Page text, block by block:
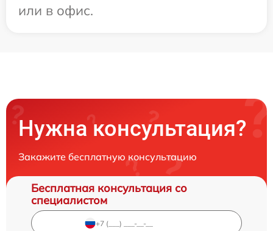
или в офис.
Нужна консультация?
Закажите бесплатную консультацию
Бесплатная консультация со
специалистом